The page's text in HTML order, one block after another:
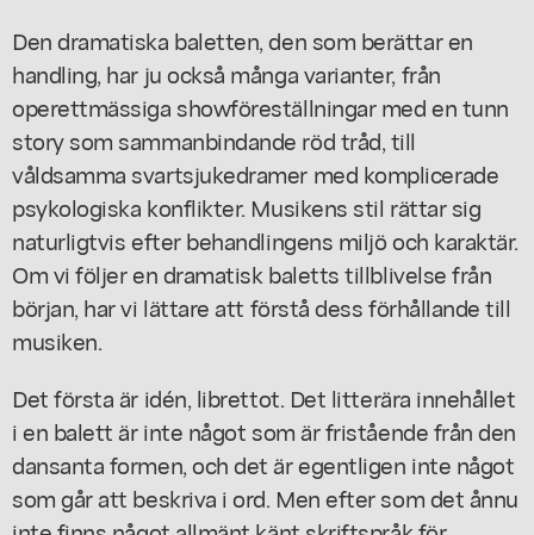
Den dramatiska baletten, den som berättar en
handling, har ju också många varianter, från
operettmässiga showföreställningar med en tunn
story som sammanbindande röd tråd, till
våldsamma svartsjukedramer med komplicerade
psykologiska konflikter. Musikens stil rättar sig
naturligtvis efter behandlingens miljö och karaktär.
Om vi följer en dramatisk baletts tillblivelse från
början, har vi lättare att förstå dess förhållande till
musiken.
Det första är idén, librettot. Det litterära innehållet
i en balett är inte något som är fristående från den
dansanta formen, och det är egentligen inte något
som går att beskriva i ord. Men efter som det ånnu